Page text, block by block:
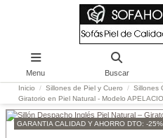
Menu Buscar
Inicio Sillones de Piel y Cuero Sillones
Giratorio en Piel Natural - Modelo
GARANTIA CALIDAD Y AHORRO DTO: -25%